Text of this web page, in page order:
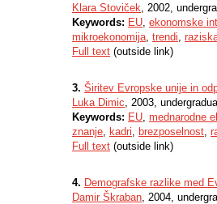
Klara Stoviček, 2002,
Keywords: EU, ekonomske
mikroekonomija, trendi,
Full text (outside link)
3. Širitev Evropske unije in
Luka Dimic, 2003,
Keywords: EU, mednarodne
znanje, kadri, brezposelnost,
Full text (outside link)
4. Demografske razlike med
Damir Škraban, 2004,